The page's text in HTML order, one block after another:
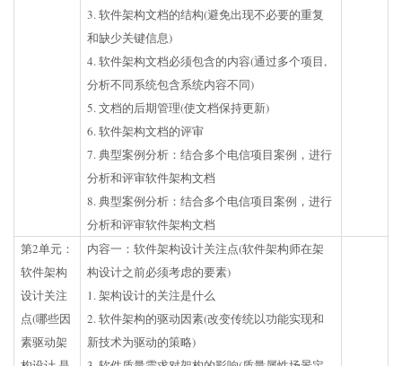
3. 软件架构文档的结构(避免出现不必要的重复
和缺少关键信息)
4. 软件架构文档必须包含的内容(通过多个项目,
分析不同系统包含系统内容不同)
5. 文档的后期管理(使文档保持更新)
6. 软件架构文档的评审
7. 典型案例分析：结合多个电信项目案例，进行
分析和评审软件架构文档
8. 典型案例分析：结合多个电信项目案例，进行
分析和评审软件架构文档
第2单元：
软件架构
设计关注
点(哪些因
素驱动架
内容一：软件架构设计关注点(软件架构师在架
构设计之前必须考虑的要素)
1. 架构设计的关注是什么
2. 软件架构的驱动因素(改变传统以功能实现和
新技术为驱动的策略)